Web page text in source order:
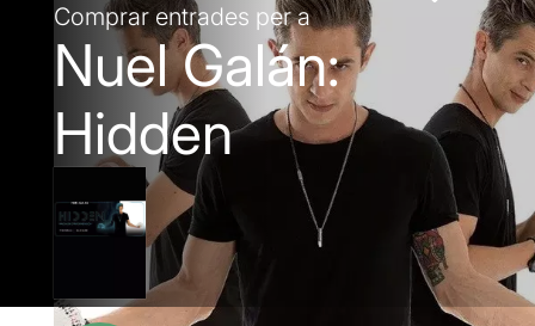
Comprar entrades per a
Nuel Galán:
Hidden